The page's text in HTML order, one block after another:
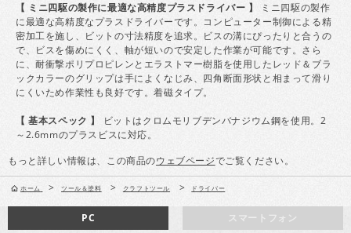
【 ミニ四駆の製作に最適な高精度プラスドライバー 】
ミニ四駆の製作
に最適な高精度なプラスドライバーです。コンピューター制御による精
密加工を施し、ビットの寸法精度を追求。ビスの溝にぴったりと合うの
で、ビスを傷めにくく、軸が短いので安定した作業が可能です。さら
に、耐衝撃ポリプロピレンとエラストマー樹脂を使用したレッド＆ブラ
ックカラーのグリップは手によくなじみ、四角断面形状と相まって滑り
にくいため作業性も良好です。着磁タイプ。
【 基本スペック 】
ビットはクロムモリブデンバナジウム鋼を使用。2
～2.6mmのプラスビスに対応。
もっと詳しい情報は、この商品のウェブページでご覧ください。
ホーム > ツール＆塗料 > クラフトツール > ドライバー
スマートフォン
PC